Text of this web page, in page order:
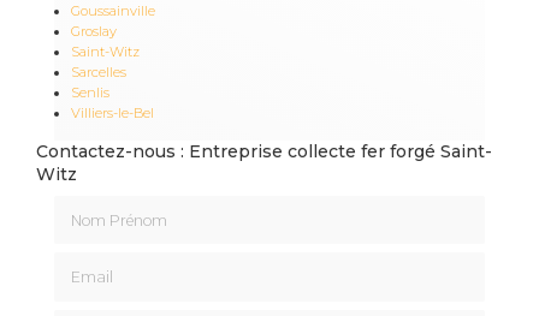
Goussainville
Groslay
Saint-Witz
Sarcelles
Senlis
Villiers-le-Bel
Contactez-nous : Entreprise collecte fer forgé Saint-
Witz